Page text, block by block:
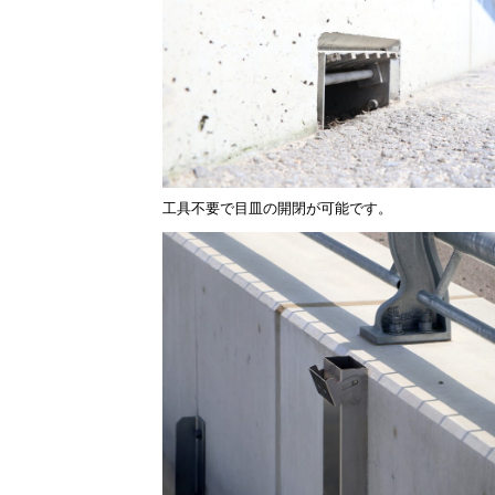
工具不要で目皿の開閉が可能です。